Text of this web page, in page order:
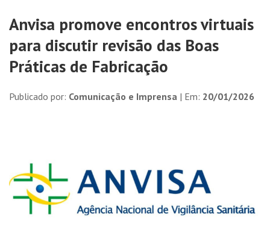
Anvisa promove encontros virtuais
para discutir revisão das Boas
Práticas de Fabricação
Publicado por: Comunicação e Imprensa | Em: 20/01/2026